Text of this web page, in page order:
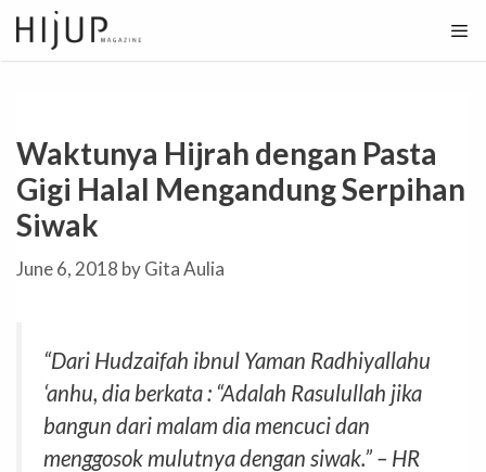
Skip
to
content
Waktunya Hijrah dengan Pasta
Gigi Halal Mengandung Serpihan
Siwak
June 6, 2018 byGita Aulia
“Dari Hudzaifah ibnul Yaman Radhiyallahu
‘anhu, dia berkata : “Adalah Rasulullah jika
bangun dari malam dia mencuci dan
menggosok mulutnya dengan siwak.” – HR